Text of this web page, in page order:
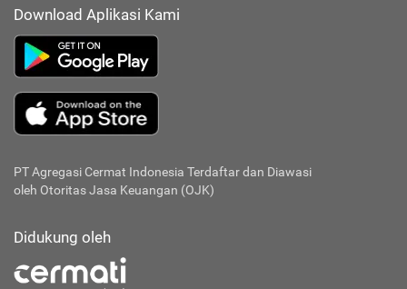
Download Aplikasi Kami
PT Agregasi Cermat Indonesia Terdaftar dan Diawasi
oleh Otoritas Jasa Keuangan (OJK)
Didukung oleh